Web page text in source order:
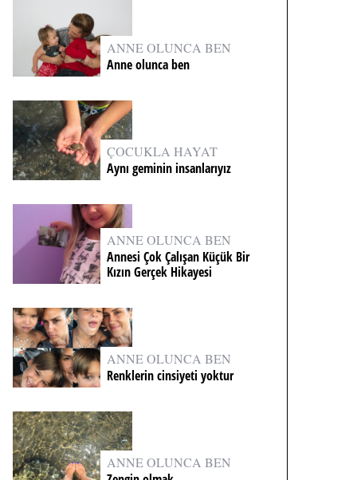
ANNE OLUNCA BEN
Anne olunca ben
ÇOCUKLA HAYAT
Aynı geminin insanlarıyız
ANNE OLUNCA BEN
Annesi Çok Çalışan Küçük Bir
Kızın Gerçek Hikayesi
ANNE OLUNCA BEN
Renklerin cinsiyeti yoktur
ANNE OLUNCA BEN